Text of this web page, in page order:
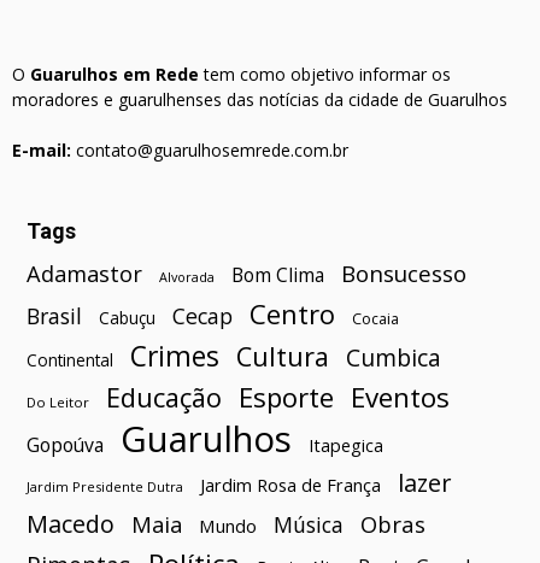
O Guarulhos em Rede tem como objetivo informar os
moradores e guarulhenses das notícias da cidade de Guarulhos
E-mail: contato@guarulhosemrede.com.br
Tags
Adamastor Alvorada Bom Clima Bonsucesso
Brasil Cabuçu Cecap Centro Cocaia
Continental Crimes Cultura Cumbica
Do Leitor Educação Esporte Eventos
Gopoúva Guarulhos Itapegica
Jardim Presidente Dutra Jardim Rosa de França
lazer
Macedo
Maia Mundo Música Obras